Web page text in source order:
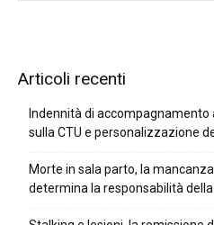
Articoli recenti
Indennità di
sulla CTU e personalizzazione
Morte in sala parto, la
determina la responsabilità